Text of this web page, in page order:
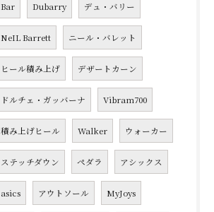
Bar Dubarry デュ・バリー
NeIL Barrett ニール・バレット
ヒール積み上げ デザートカーン
ドルチェ・ガッバーナ Vibram700
積み上げヒール Walker ウォーカー
ステッチダウン ペダラ アシックス
asics アウトソール MyJoys